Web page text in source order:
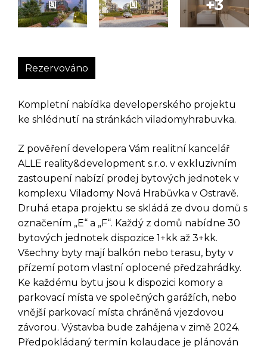
Rezervováno
Kompletní nabídka developerského projektu
ke shlédnutí na stránkách viladomyhrabuvka.
Z pověření developera Vám realitní kancelář
ALLE reality&development s.r.o. v exkluzivním
zastoupení nabízí prodej bytových jednotek v
komplexu Viladomy Nová Hrabůvka v Ostravě.
Druhá etapa projektu se skládá ze dvou domů s
označením „E“ a „F“. Každý z domů nabídne 30
bytových jednotek dispozice 1+kk až 3+kk.
Všechny byty mají balkón nebo terasu, byty v
přízemí potom vlastní oplocené předzahrádky.
Ke každému bytu jsou k dispozici komory a
parkovací místa ve společných garážích, nebo
vnější parkovací místa chráněná vjezdovou
závorou. Výstavba bude zahájena v zimě 2024.
Předpokládaný termín kolaudace je plánován